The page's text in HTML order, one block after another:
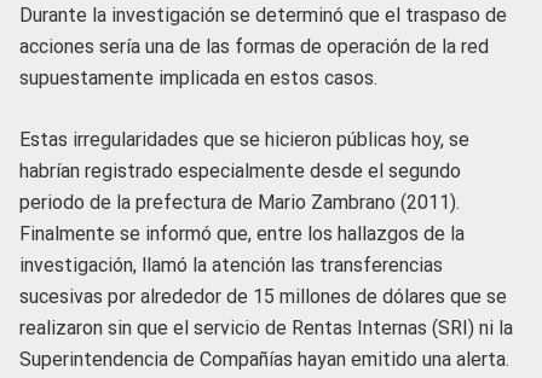
Durante la investigación se determinó que el traspaso de
acciones sería una de las formas de operación de la red
supuestamente implicada en estos casos.
Estas irregularidades que se hicieron públicas hoy, se
habrían registrado especialmente desde el segundo
periodo de la prefectura de Mario Zambrano (2011).
Finalmente se informó que, entre los hallazgos de la
investigación, llamó la atención las transferencias
sucesivas por alrededor de 15 millones de dólares que se
realizaron sin que el servicio de Rentas Internas (SRI) ni la
Superintendencia de Compañías hayan emitido una alerta.